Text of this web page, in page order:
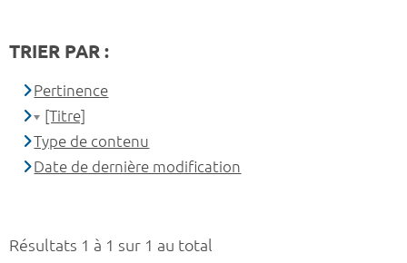
Résultats 1 à 1 sur 1 au total
TRIER PAR :
Pertinence
[Titre]
Type de contenu
Date de dernière modification